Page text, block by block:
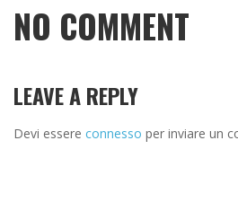
NO COMMENT
LEAVE A REPLY
Devi essere connesso per inviare un